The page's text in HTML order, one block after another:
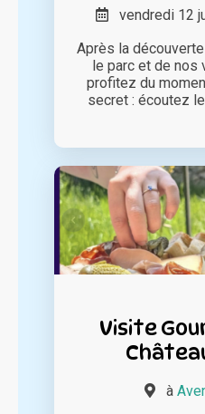
vendredi 12
Après la découverte
le parc et de nos
profitez du
secret : écoutez le
Visite
à